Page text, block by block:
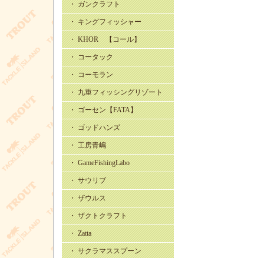
・ ガンクラフト
・ キングフィッシャー
・ KHOR 【コール】
・ コータック
・ コーモラン
・ 九重フィッシングリゾート
・ ゴーセン【FATA】
・ ゴッドハンズ
・ 工房青嶋
・ GameFishingLabo
・ サウリブ
・ ザウルス
・ ザクトクラフト
・ Zatta
・ サクラマススプーン